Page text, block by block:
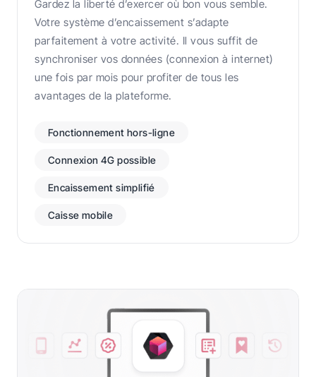
Gardez la liberté d’exercer où bon vous semble.
Votre système d’encaissement s’adapte
parfaitement à votre activité. Il vous suffit de
synchroniser vos données (connexion à internet)
une fois par mois pour profiter de tous les
avantages de la plateforme.
Fonctionnement hors-ligne
Connexion 4G possible
Encaissement simplifié
Caisse mobile